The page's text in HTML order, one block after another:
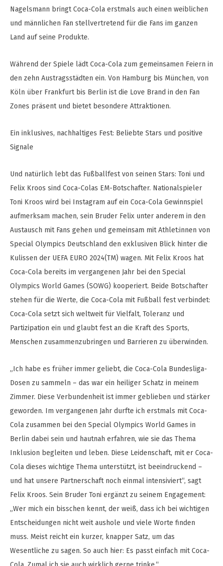
Nagelsmann bringt Coca-Cola erstmals auch einen weiblichen
und männlichen Fan stellvertretend für die Fans im ganzen
Land auf seine Produkte.
Während der Spiele lädt Coca-Cola zum gemeinsamen Feiern in
den zehn Austragsstädten ein. Von Hamburg bis München, von
Köln über Frankfurt bis Berlin ist die Love Brand in den Fan
Zones präsent und bietet besondere Attraktionen.
Ein inklusives, nachhaltiges Fest: Beliebte Stars und positive
Signale
Und natürlich lebt das Fußballfest von seinen Stars: Toni und
Felix Kroos sind Coca-Colas EM-Botschafter. Nationalspieler
Toni Kroos wird bei Instagram auf ein Coca-Cola Gewinnspiel
aufmerksam machen, sein Bruder Felix unter anderem in den
Austausch mit Fans gehen und gemeinsam mit Athlet:innen von
Special Olympics Deutschland den exklusiven Blick hinter die
Kulissen der UEFA EURO 2024(TM) wagen. Mit Felix Kroos hat
Coca-Cola bereits im vergangenen Jahr bei den Special
Olympics World Games (SOWG) kooperiert. Beide Botschafter
stehen für die Werte, die Coca-Cola mit Fußball fest verbindet:
Coca-Cola setzt sich weltweit für Vielfalt, Toleranz und
Partizipation ein und glaubt fest an die Kraft des Sports,
Menschen zusammenzubringen und Barrieren zu überwinden.
„Ich habe es früher immer geliebt, die Coca-Cola Bundesliga-
Dosen zu sammeln – das war ein heiliger Schatz in meinem
Zimmer. Diese Verbundenheit ist immer geblieben und stärker
geworden. Im vergangenen Jahr durfte ich erstmals mit Coca-
Cola zusammen bei den Special Olympics World Games in
Berlin dabei sein und hautnah erfahren, wie sie das Thema
Inklusion begleiten und leben. Diese Leidenschaft, mit er Coca-
Cola dieses wichtige Thema unterstützt, ist beeindruckend –
und hat unsere Partnerschaft noch einmal intensiviert“, sagt
Felix Kroos. Sein Bruder Toni ergänzt zu seinem Engagement:
„Wer mich ein bisschen kennt, der weiß, dass ich bei wichtigen
Entscheidungen nicht weit aushole und viele Worte finden
muss. Meist reicht ein kurzer, knapper Satz, um das
Wesentliche zu sagen. So auch hier: Es passt einfach mit Coca-